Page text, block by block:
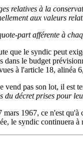
relatives à la
aux valeurs
part afférente à
que le syndic peut
le budget
à l'article 18, alinéa
vend pas son lot, il est
décret prises pour
1967, ce n'est
le syndic continuera